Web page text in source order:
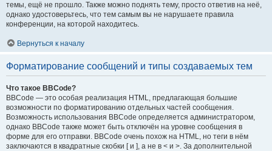
темы, ещё не прошло. Также можно поднять тему, просто ответив на неё,
однако удостоверьтесь, что тем самым вы не нарушаете правила
конференции, на которой находитесь.
Вернуться к началу
Форматирование сообщений и типы создаваемых тем
Что такое BBCode?
BBCode — это особая реализация HTML, предлагающая большие
возможности по форматированию отдельных частей сообщения.
Возможность использования BBCode определяется администратором,
однако BBCode также может быть отключён на уровне сообщения в
форме для его отправки. BBCode очень похож на HTML, но теги в нём
заключаются в квадратные скобки [ и ], а не в < и >. За дополнительной